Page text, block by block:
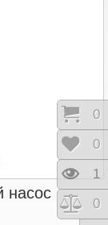
насос
0
0
1
0